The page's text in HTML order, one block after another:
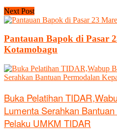
Next Post
Pantauan Bapok di Pasar
Kotamobagu
Buka Pelatihan
Lumenta Serahkan
Pelaku UMKM TIDAR